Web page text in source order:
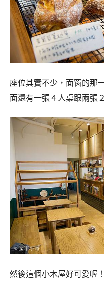
座位其實不少，面窗的那
面還有一張４人桌跟兩張
然後這個小木屋好可愛喔